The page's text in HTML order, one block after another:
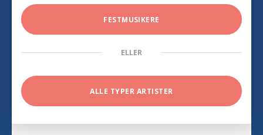
FESTMUSIKERE
ELLER
ALLE TYPER ARTISTER